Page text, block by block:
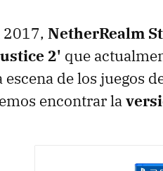
2017, NetherRealm
2' que
escena de los juegos
encontrar la